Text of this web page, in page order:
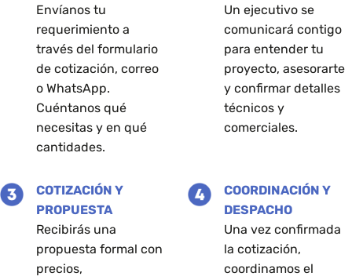
elegir
página
producto
página
producto
Envíanos tu
requerimiento a
través del formulario
de cotización, correo
o WhatsApp.
Cuéntanos qué
necesitas y en qué
cantidades.
Un ejecutivo se
comunicará contigo
para entender tu
proyecto, asesorarte
y confirmar detalles
técnicos y
comerciales.
COTIZACIÓN Y
PROPUESTA
Recibirás una
propuesta formal con
precios,
COORDINACIÓN Y
DESPACHO
Una vez confirmada
la cotización,
coordinamos el